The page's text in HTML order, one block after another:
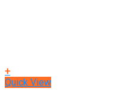
+
Quick View